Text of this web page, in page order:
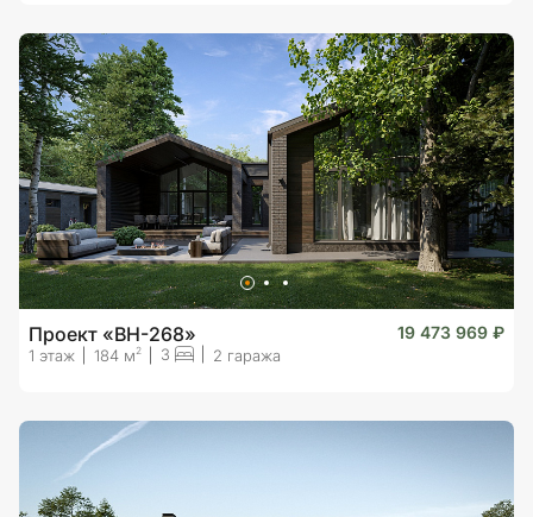
Проект «BH-268» 19 473 969 ₽
1 этаж 184 м2 3 2 гаража